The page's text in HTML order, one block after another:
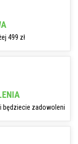
499 zł
będziecie zadowoleni